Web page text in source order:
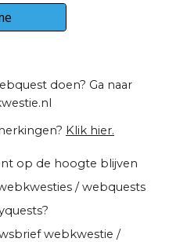
doen? Ga naar
Klik hier.
op de hoogte blijven
/ webquests
webkwestie /